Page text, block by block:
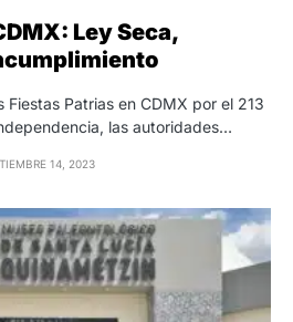
Ley Seca,
Fiestas Patrias en CDMX por el 213
las autoridades…
14, 2023